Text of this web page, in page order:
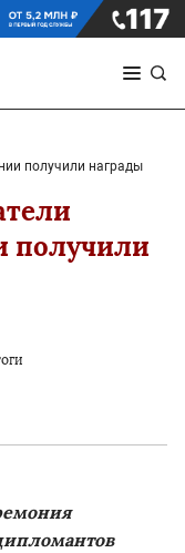
получили награды
получили